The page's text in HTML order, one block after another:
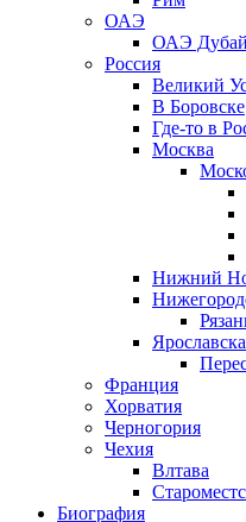
ОАЭ
ОАЭ Дубай
Россия
Великий
В Боровске
Где-то в
Москва
Нижний
Франция
Хорватия
Черногория
Чехия
Влтава
Биография